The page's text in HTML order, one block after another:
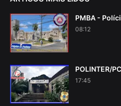
PMBA -
08:12
POLINTER/
17:45